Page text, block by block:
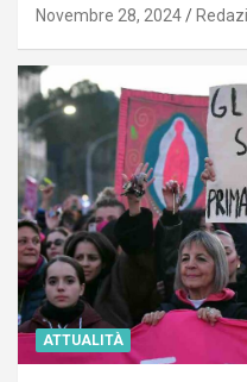
Novembre 28, 2024
ATTUALITÀ